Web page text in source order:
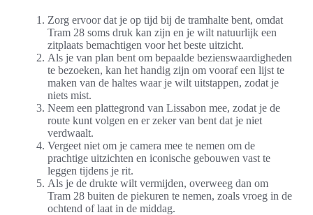
Zorg ervoor dat je op tijd bij de tramhalte bent, omdat
Tram 28 soms druk kan zijn en je wilt natuurlijk een
zitplaats bemachtigen voor het beste uitzicht.
Als je van plan bent om bepaalde bezienswaardigheden
te bezoeken, kan het handig zijn om vooraf een lijst te
maken van de haltes waar je wilt uitstappen, zodat je
niets mist.
Neem een plattegrond van Lissabon mee, zodat je de
route kunt volgen en er zeker van bent dat je niet
verdwaalt.
Vergeet niet om je camera mee te nemen om de
prachtige uitzichten en iconische gebouwen vast te
leggen tijdens je rit.
Als je de drukte wilt vermijden, overweeg dan om
Tram 28 buiten de piekuren te nemen, zoals vroeg in de
ochtend of laat in de middag.